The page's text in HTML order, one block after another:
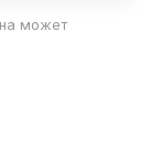
может